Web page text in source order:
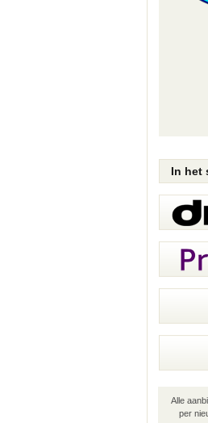
In het
Alle
per